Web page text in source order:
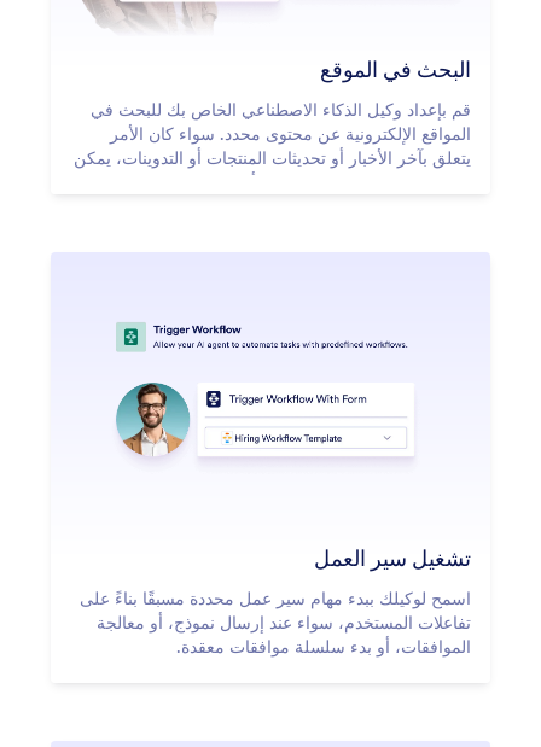
البحث في الموقع
قم بإعداد وكيل الذكاء الاصطناعي الخاص بك للبحث في
المواقع الإلكترونية عن محتوى محدد. سواء كان الأمر
يتعلق بآخر الأخبار أو تحديثات المنتجات أو التدوينات، يمكن
لوكيل الذكاء الاصطناعي فحص أي موقع إلكتروني وتقديم
تشغيل سير العمل
اسمح لوكيلك ببدء مهام سير عمل محددة مسبقًا بناءً على
تفاعلات المستخدم، سواء عند إرسال نموذج، أو معالجة
الموافقات، أو بدء سلسلة موافقات معقدة.